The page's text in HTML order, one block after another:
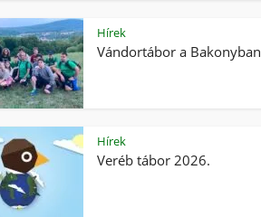
Hírek
Vándortábor a Bakonyban
Hírek
Veréb tábor 2026.